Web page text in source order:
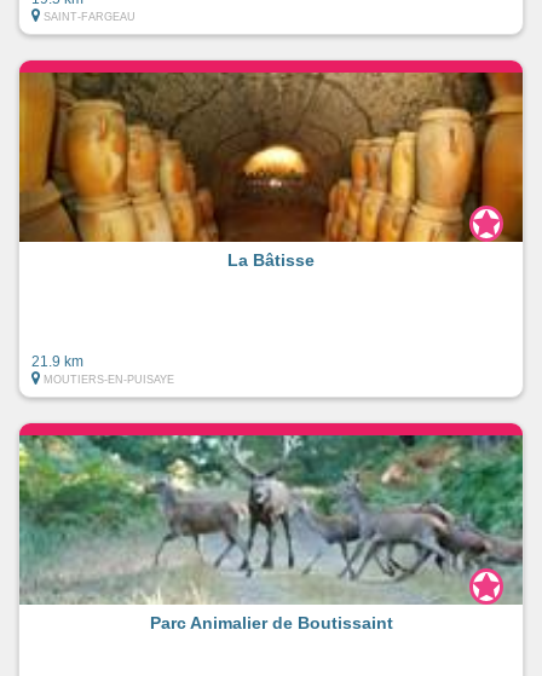
SAINT-FARGEAU
La Bâtisse
21.9 km
MOUTIERS-EN-PUISAYE
Parc Animalier de Boutissaint